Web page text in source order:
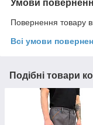
Умови
Повернення товару
Всі умови
Подібні товари